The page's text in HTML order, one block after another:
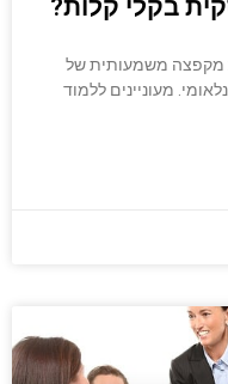
בקלי קלות?
מקפצה משמעותית של
מעוניינים ללמוד